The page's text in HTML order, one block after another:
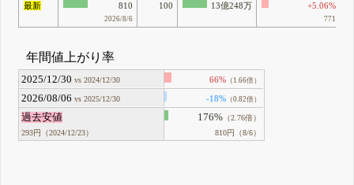
最新 810
2026/8/6
100 13億248万 +5.06%
771
年間値上がり率
2025/12/30 vs 2024/12/30 66% （1.66倍）
2026/08/06 vs 2025/12/30 -18% （0.82倍）
過去安値
293円（2024/12/23）
176% （2.76倍）
810円（8/6）